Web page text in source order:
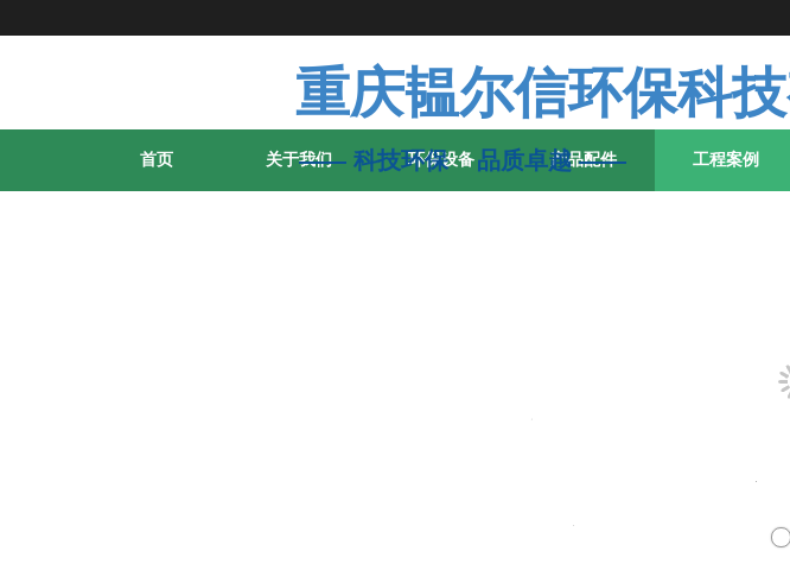
重庆韫尔信环保科
—— 科技环保 品质卓越 ——
首页 关于我们 环保设备 产品配件 工程案例